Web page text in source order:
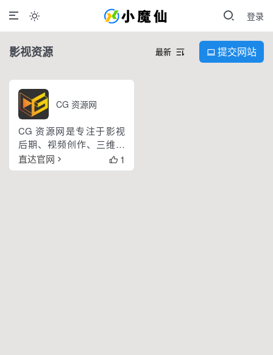
登录

影视资源 最新   提交网站
CG 资源网
CG 资源网是专注于影视
后期、视频创作、三维设
计领域的综合资源分享平
台，汇聚海量高清视频素
直达官网  1